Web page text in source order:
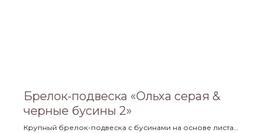
Брелок-подвеска «Ольха серая &
черные бусины 2»
Крупный брелок-подвеска с бусинами на основе листа